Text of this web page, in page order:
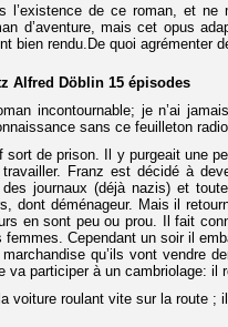
l’existence de ce roman, et
d’aventure, mais cet opus
bien rendu.De quoi agrémenter
Alfred Döblin 15 épisodes
incontournable; je n’ai
sans ce feuilleton
sort de prison. Il y purgeait une
travailler. Franz est décidé à
journaux (déjà nazis) et
dont déménageur. Mais il
en sont peu ou prou. Il fait
femmes. Cependant un soir il
qu’ils vont vendre
va participer à un cambriolage: il
voiture roulant vite sur la route ;